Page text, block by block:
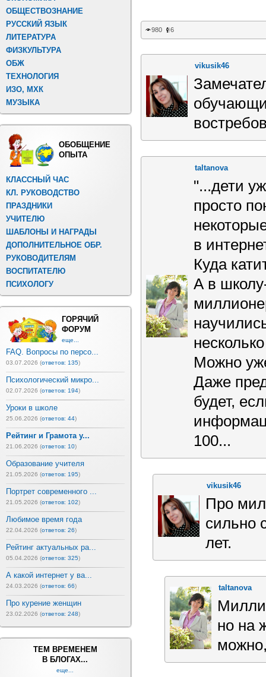
ОБЩЕСТВОЗНАНИЕ
РУССКИЙ ЯЗЫК
ЛИТЕРАТУРА
ФИЗКУЛЬТУРА
ОБЖ
ТЕХНОЛОГИЯ
ИЗО, МХК
МУЗЫКА
ОБОБЩЕНИЕ
ОПЫТА
КЛАССНЫЙ ЧАС
КЛ. РУКОВОДСТВО
ПРАЗДНИКИ
УЧИТЕЛЮ
ШАБЛОНЫ И НАГРАДЫ
ДОПОЛНИТЕЛЬНОЕ ОБР.
РУКОВОДИТЕЛЯМ
ВОСПИТАТЕЛЮ
ПСИХОЛОГУ
ГОРЯЧИЙ
ФОРУМ
еще...
FAQ. Вопросы по персо...
03.07.2026 (ответов: 135)
Психологический микро...
02.07.2026 (ответов: 194)
Уроки в школе
25.06.2026 (ответов: 44)
Рейтинг и Грамота у...
21.06.2026 (ответов: 10)
Образование учителя
21.05.2026 (ответов: 195)
Портрет современного ...
21.05.2026 (ответов: 102)
Любимое время года
22.04.2026 (ответов: 26)
Рейтинг актуальных ра...
05.04.2026 (ответов: 325)
А какой интернет у ва...
24.03.2026 (ответов: 66)
Про курение женщин
23.02.2026 (ответов: 248)
ТЕМ ВРЕМЕНЕМ
В БЛОГАХ...
еще...
980 6
vikusik46
taltanova
"...дети
просто
в
Куда
А в
Можно
Даже
будет,
100...
vikusik46
Про
сильно
лет.
taltanova
но на